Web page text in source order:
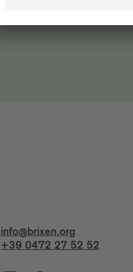
info@brixen.org
+39 0472 27 52 52